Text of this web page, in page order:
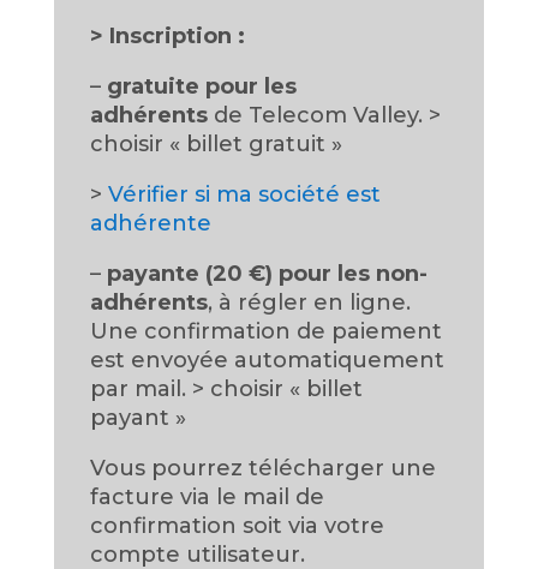
> Inscription :
– gratuite pour les
adhérentsde Telecom Valley. >
choisir « billet gratuit »
> Vérifier si ma société est
adhérente
– payante (20 €) pour les non-
adhérents, à régler en ligne.
Une confirmation de paiement
est envoyée automatiquement
par mail. > choisir « billet
payant »
Vous pourrez télécharger une
facture via le mail de
confirmation soit via votre
compte utilisateur.